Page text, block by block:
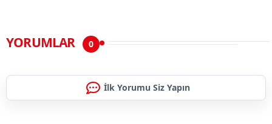
YORUMLAR 0
İlk Yorumu Siz Yapın